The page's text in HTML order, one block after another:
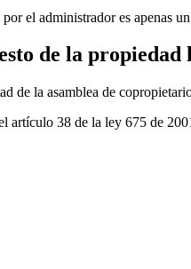
el administrador es apenas
de la propiedad
de la asamblea de
artículo 38 de la ley 675 de